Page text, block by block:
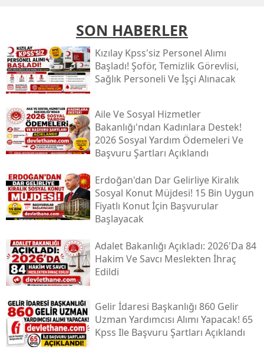
SON HABERLER
Kızılay Kpss'siz Personel Alımı
Başladı! Şoför, Temizlik Görevlisi,
Sağlık Personeli Ve İşçi Alınacak
Aile Ve Sosyal Hizmetler
Bakanlığı'ndan Kadınlara Destek!
2026 Sosyal Yardım Ödemeleri Ve
Başvuru Şartları Açıklandı
Erdoğan'dan Dar Gelirliye Kiralık
Sosyal Konut Müjdesi! 15 Bin Uygun
Fiyatlı Konut İçin Başvurular
Başlayacak
Adalet Bakanlığı Açıkladı: 2026'da 84
Hakim Ve Savcı Meslekten İhraç
Edildi
Gelir İdaresi Başkanlığı 860 Gelir
Uzman Yardımcısı Alımı Yapacak! 65
Kpss Ile Başvuru Şartları Açıklandı